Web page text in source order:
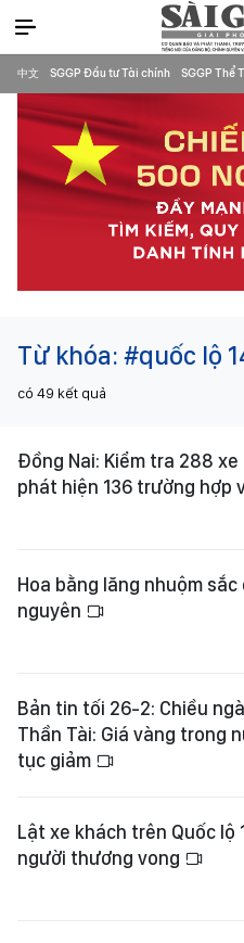
中文 SGGP Đầu tư Tài chính SGGP Thể
Từ khóa: #quốc lộ
có 49 kết quả
Đồng Nai: Kiểm tra 288 xe
phát hiện 136 trường hợp
Hoa bằng lăng nhuộm sắc
nguyên
Bản tin tối 26-2: Chiều
Thần Tài: Giá vàng trong
tục giảm
Lật xe khách trên Quốc lộ
người thương vong